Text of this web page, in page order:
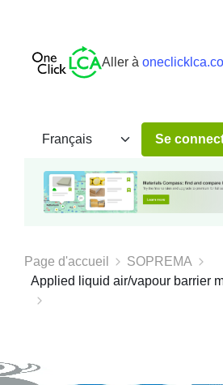
Aller à
Se
Page d'accueil
SOPREMA
Applied liquid air/vapour barrier